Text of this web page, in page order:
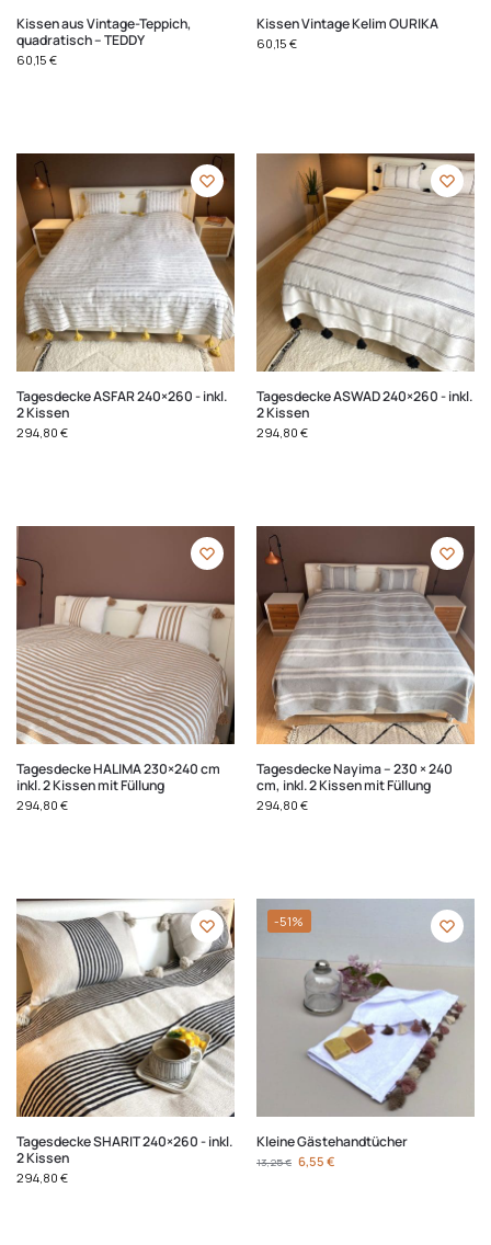
Kissen aus Vintage-Teppich,
quadratisch – TEDDY
60,15 €
Kissen Vintage Kelim OURIKA
60,15 €
Tagesdecke ASFAR 240×260 - inkl.
2 Kissen
294,80 €
Tagesdecke ASWAD 240×260 - inkl.
2 Kissen
294,80 €
Tagesdecke HALIMA 230×240 cm
inkl. 2 Kissen mit Füllung
294,80 €
Tagesdecke Nayima – 230 × 240
cm, inkl. 2 Kissen mit Füllung
294,80 €
Tagesdecke SHARIT 240×260 - inkl.
2 Kissen
294,80 €
-51%
Kleine Gästehandtücher
13,25€ 6,55 €